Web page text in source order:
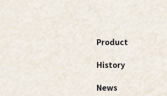
Product
History
News